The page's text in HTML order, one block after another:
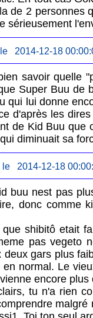
de 2 personnes
sérieusement
le 2014-12-18
savoir quelle
Super Buu de
qui lui donne
d'après les
de Kid Buu que
diminuait sa
le 2014-12-18
buu nest pas
donc comme
shibitô etait
pas vegeto
deux gars plus
en normal. Le
encore
tu n'a rien